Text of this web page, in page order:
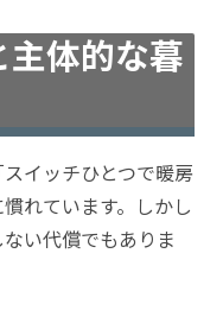
体的な暮
イッチひとつで暖房
れています。しかし
い代償でもありま